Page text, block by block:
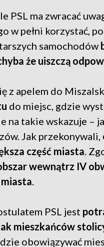
PSL ma zwracać
w pełni korzystać,
samochodów
że uiszczą
z apelem do
do miejsc, gdzie
na takie wskazuje –
Jak przekonywali,
część miasta .
wewnątrz IV
PSL jest
mieszkańców
obowiązywać